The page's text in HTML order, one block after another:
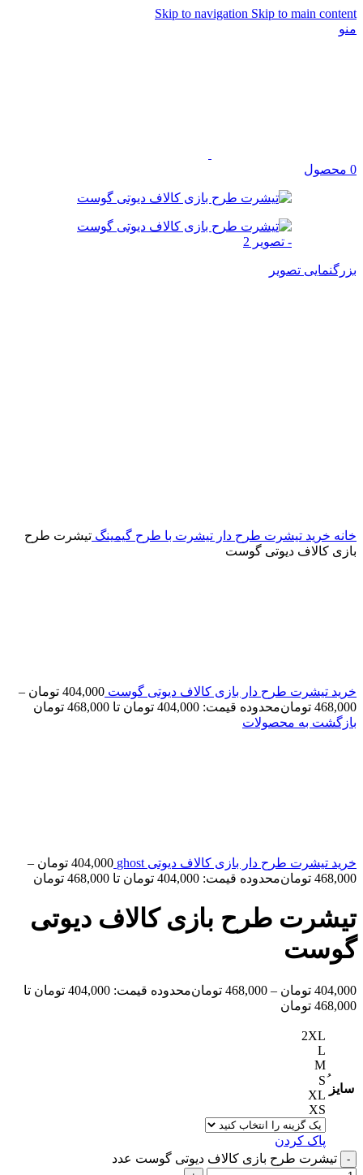
Skip to navigation Skip to main content
منو
0 محصول
بزرگنمایی تصویر
خانه خرید تیشرت طرح دار تیشرت با طرح گیمینگ تیشرت طرح
بازی کالاف دیوتی گوست
خرید تیشرت طرح دار بازی کالاف دیوتی گوست 404,000 تومان –
468,000 تومانمحدوده قیمت: 404,000 تومان تا 468,000 تومان
بازگشت به محصولات
خرید تیشرت طرح دار بازی کالاف دیوتی ghost 404,000 تومان –
468,000 تومانمحدوده قیمت: 404,000 تومان تا 468,000 تومان
تیشرت طرح بازی کالاف دیوتی
گوست
404,000 تومان –
468,000 تومان
محدوده قیمت: 404,000 تومان تا
468,000 تومان
سایز
2XL
L
M
XL
XS
پاک کردن
تیشرت طرح بازی کالاف دیوتی گوست عدد